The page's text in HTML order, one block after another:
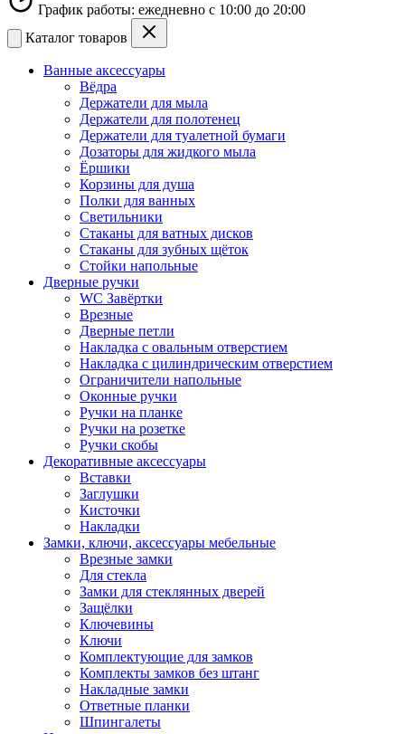
График работы: ежедневно с 10:00 до 20:00
Каталог товаров
Ванные аксессуары
Вёдра
Держатели для мыла
Держатели для полотенец
Держатели для туалетной бумаги
Дозаторы для жидкого мыла
Ёршики
Корзины для душа
Полки для ванных
Светильники
Стаканы для ватных дисков
Стаканы для зубных щёток
Стойки напольные
Дверные ручки
WC Завёртки
Врезные
Дверные петли
Накладка с овальным отверстием
Накладка с цилиндрическим отверстием
Ограничители напольные
Оконные ручки
Ручки на планке
Ручки на розетке
Ручки скобы
Декоративные аксессуары
Вставки
Заглушки
Кисточки
Накладки
Замки, ключи, аксессуары мебельные
Врезные замки
Для стекла
Замки для стеклянных дверей
Защёлки
Ключевины
Ключи
Комплектующие для замков
Комплекты замков без штанг
Накладные замки
Ответные планки
Шпингалеты